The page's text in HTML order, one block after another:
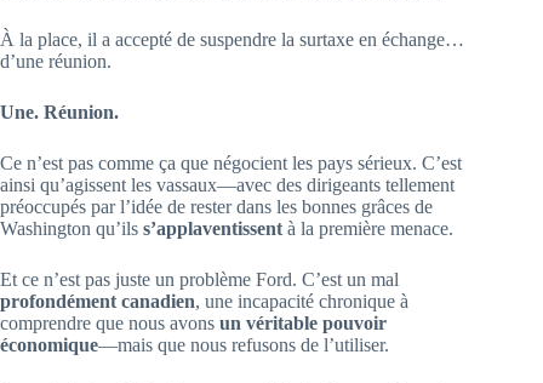
À la place, il a accepté de suspendre la surtaxe en échange…
d’une réunion.
Une. Réunion.
Ce n’est pas comme ça que négocient les pays sérieux. C’est
ainsi qu’agissent les vassaux—avec des dirigeants tellement
préoccupés par l’idée de rester dans les bonnes grâces de
Washington qu’ils s’applaventissent à la première menace.
Et ce n’est pas juste un problème Ford. C’est un mal
profondément canadien, une incapacité chronique à
comprendre que nous avons un véritable pouvoir
économique—mais que nous refusons de l’utiliser.